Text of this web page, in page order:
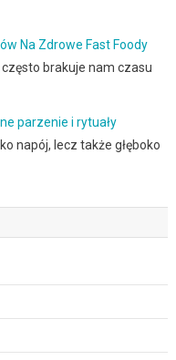
Na Zdrowe Fast Foody
brakuje nam czasu
parzenie i rytuały
napój, lecz także głęboko